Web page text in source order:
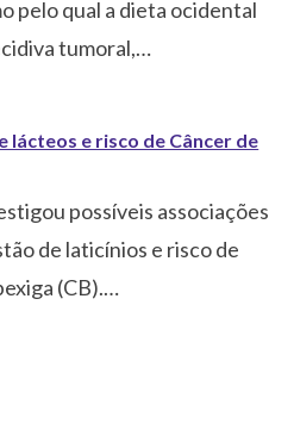
pelo qual a dieta ocidental
tumoral,…
lácteos e risco de Câncer de
possíveis associações
de laticínios e risco de
(CB).…